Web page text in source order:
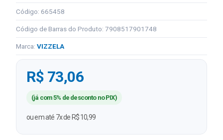
Código: 665458
Código de Barras do Produto: 7908517901748
Marca: VIZZELA
R$ 73,06
(já com 5% de desconto no PIX)
ou em até 7x de R$ 10,99